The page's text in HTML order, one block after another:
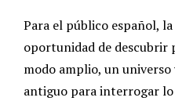
Para el público español,
oportunidad de descubrir
modo amplio, un
antiguo para interrogar